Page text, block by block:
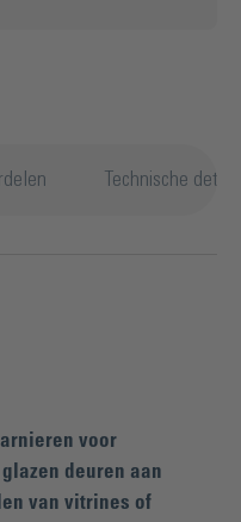
Technische
voor
deuren aan
van vitrines of